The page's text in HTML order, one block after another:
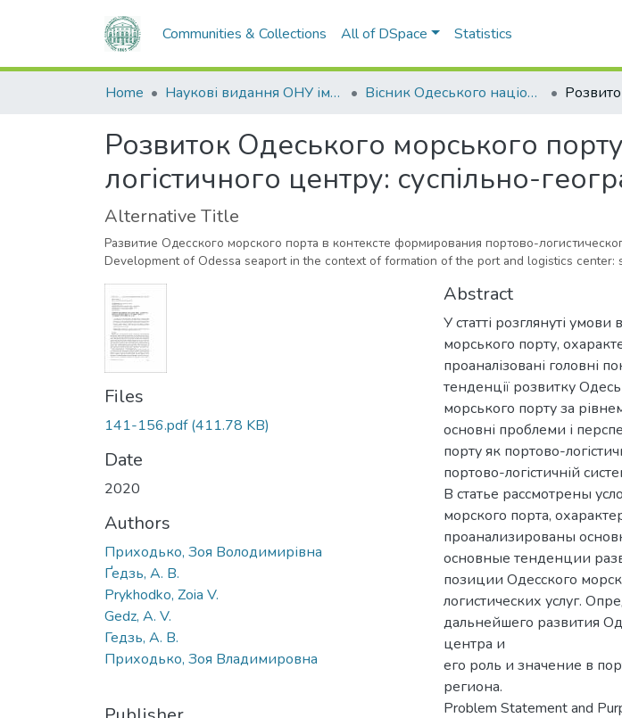
Communities & Collections All of DSpace Statistics
Home Наукові видання ОНУ імені І. І. Мечникова Вісник Одеського національного університету. Географічні та геологічні науки
Розвиток Одеського морського
логістичного центру: суспільно-
Alternative Title
Развитие Одесского морского порта в контексте формирования портово-
Development of Odessa seaport in the context of formation of the port and logistics center:
Files
141-156.pdf(411.78 KB)
Date
2020
Authors
Приходько, Зоя Володимирівна
Ґедзь, А. В.
Prykhodko, Zoia V.
Gedz, A. V.
Гедзь, А. В.
Приходько, Зоя Владимировна
Abstract
У статті розглянуті
морського порту,
проаналізовані головні
тенденції розвитку
морського порту за
основні проблеми і
порту як портово-
портово-логістичній
В статье рассмотрены
морского порта,
проанализированы
основные тенденции
позиции Одесского
логистических услуг.
дальнейшего развития
центра и
его роль и значение в
региона.
Problem Statement and